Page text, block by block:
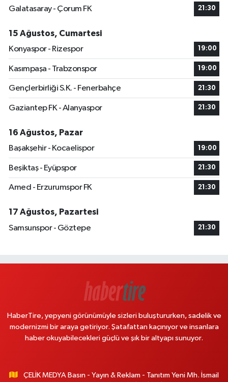
Galatasaray - Çorum FK
21:30
15 Ağustos, Cumartesi
Konyaspor - Rizespor
19:00
Kasımpaşa - Trabzonspor 19:00
Gençlerbirliği S.K. - Fenerbahçe 21:30
Gaziantep FK - Alanyaspor 21:30
16 Ağustos, Pazar
Başakşehir - Kocaelispor
19:00
Beşiktaş - Eyüpspor 21:30
Amed - Erzurumspor FK 21:30
17 Ağustos, Pazartesi
Samsunspor - Göztepe
21:30
HaberTire, yepyeni görünümüyle sizleri buluştururken, sadelik ve
modernizmi bir araya getiriyor. Şatafattan kaçınıyor ve insanlara
haber okuyabilecekleri güçlü ve şık bir altyapı sunuyor.
ÇELİK MEDYA Basın - Yayın & Reklam - Tanıtım Yeni Mh. İsmail